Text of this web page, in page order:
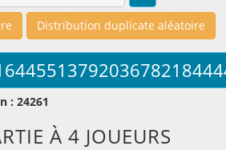
: 24261
À 4 JOUEURS